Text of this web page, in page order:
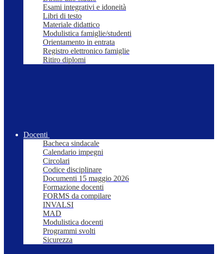
Esami integrativi e idoneità
Libri di testo
Materiale didattico
Modulistica famiglie/studenti
Orientamento in entrata
Registro elettronico famiglie
Ritiro diplomi
Docenti
Bacheca sindacale
Calendario impegni
Circolari
Codice disciplinare
Documenti 15 maggio 2026
Formazione docenti
FORMS da compilare
INVALSI
MAD
Modulistica docenti
Programmi svolti
Sicurezza